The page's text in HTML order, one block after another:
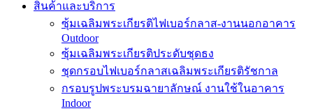
สินค้าและบริการ
ซุ้มเฉลิมพระเกียรติไฟเบอร์กลาส-งานนอกอาคาร
Outdoor
ซุ้มเฉลิมพระเกียรติประดับชุดธง
ชุดกรอบไฟเบอร์กลาสเฉลิมพระเกียรติรัชกาล
กรอบรูปพระบรมฉายาลักษณ์ งานใช้ในอาคาร
Indoor